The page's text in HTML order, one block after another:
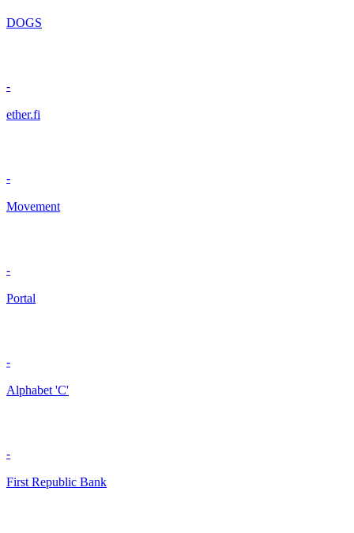
DOGS
-
ether.fi
-
Movement
-
Portal
-
Alphabet 'C'
-
First Republic Bank